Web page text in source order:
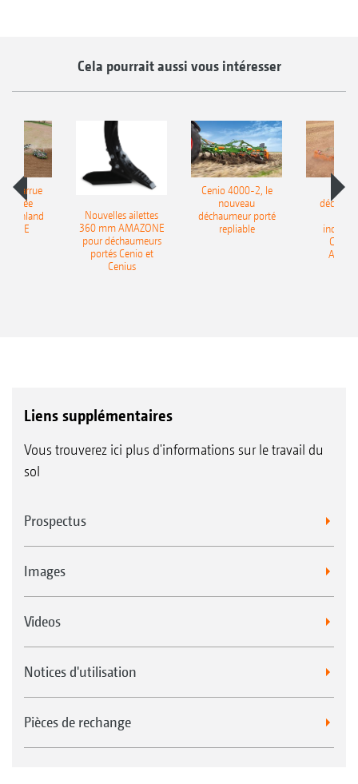
Cela pourrait aussi vous intéresser
charrue
portée
Onland
Nouvelles ailettes
360 mm AMAZONE
pour déchaumeurs
portés Cenio et
Cenius
Cenio 4000-2, le
nouveau
déchaumeur porté
repliable
Liens supplémentaires
Vous trouverez ici plus d'informations sur le travail du
sol
Prospectus
Images
Videos
Notices d'utilisation
Pièces de rechange